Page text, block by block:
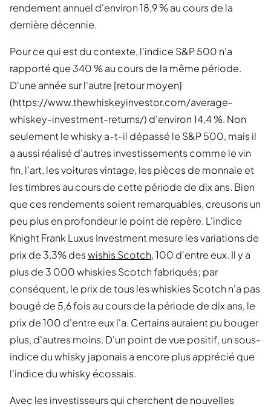
rendement annuel d'environ 18,9 % au cours de la
dernière décennie.
Pour ce qui est du contexte, l'indice S&P 500 n'a
rapporté que 340 % au cours de la même période.
D'une année sur l'autre [retour moyen]
(https://www.thewhiskeyinvestor.com/average-
whiskey-investment-returns/) d'environ 14,4 %. Non
seulement le whisky a-t-il dépassé le S&P 500, mais il
a aussi réalisé d'autres investissements comme le vin
fin, l'art, les voitures vintage, les pièces de monnaie et
les timbres au cours de cette période de dix ans. Bien
que ces rendements soient remarquables, creusons un
peu plus en profondeur le point de repère. L'indice
Knight Frank Luxus Investment mesure les variations de
prix de 3,3% deswishis Scotch, 100 d'entre eux. Il y a
plus de 3 000 whiskies Scotch fabriqués; par
conséquent, le prix de tous les whiskies Scotch n'a pas
bougé de 5,6 fois au cours de la période de dix ans, le
prix de 100 d'entre eux l'a. Certains auraient pu bouger
plus, d'autres moins. D'un point de vue positif, un sous-
indice du whisky japonais a encore plus apprécié que
l'indice du whisky écossais.
Avec les investisseurs qui cherchent de nouvelles